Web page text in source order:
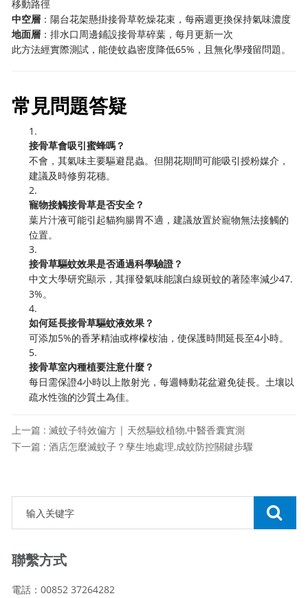
移動路徑
中空層 ：陽台花架懸掛接骨草乾燥花束，每兩週更換保持氣味濃度
地面層 ：排水口周邊鋪設接骨草碎葉，每月更新一次
此方法經實際測試，能使蚊蟲密度降低65%，且無化學殘留問題。
常見問題答疑
1.
接骨草會吸引蜜蜂嗎？
不會，其氣味主要驅避昆蟲。但開花期間可能吸引授粉媒介，
建議及時修剪花穗。
2.
寵物接觸接骨草是否安全？
葉片汁液可能引起貓狗腸胃不適，建議放置於寵物無法接觸的
位置。
3.
接骨草驅蚊效果是否通過科學驗證？
中文大學研究顯示，其揮發氣味能讓白線斑蚊的著陸率減少47.
3%。
4.
如何延長接骨草驅蚊液效果？
可添加5%的香茅精油或檸檬桉油，使保護時間延長至4小時。
5.
接骨草室內種植要注意什麼？
每日需保證4小時以上散射光，每週轉動花盆避免徒長。土壤以
疏水性強的沙質土為佳。
上一篇 : 滅蚊子特效偏方 | 天然驅蚊植物,中醫香囊實測
下一篇 : 酒店怎麼滅蚊子？孳生地處理,成蚊防控關鍵步驟
聯繫方式
電話：00852 37264282